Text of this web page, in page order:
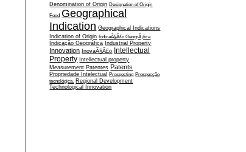
Denomination of Origin Designation of Origin
Food Geographical
Indication Geographical Indications
Indication of Origin IndicaÃ§Ã£o GeogrÃ¡fica
Indicação Geográfica Industrial Property
Innovation InovaÃ§Ã£o Intellectual
Property Intellectual property
Measurement Patentes Patents
Propriedade Intelectual Prospecting Prospecção
tecnológica. Regional Development
Technological Innovation